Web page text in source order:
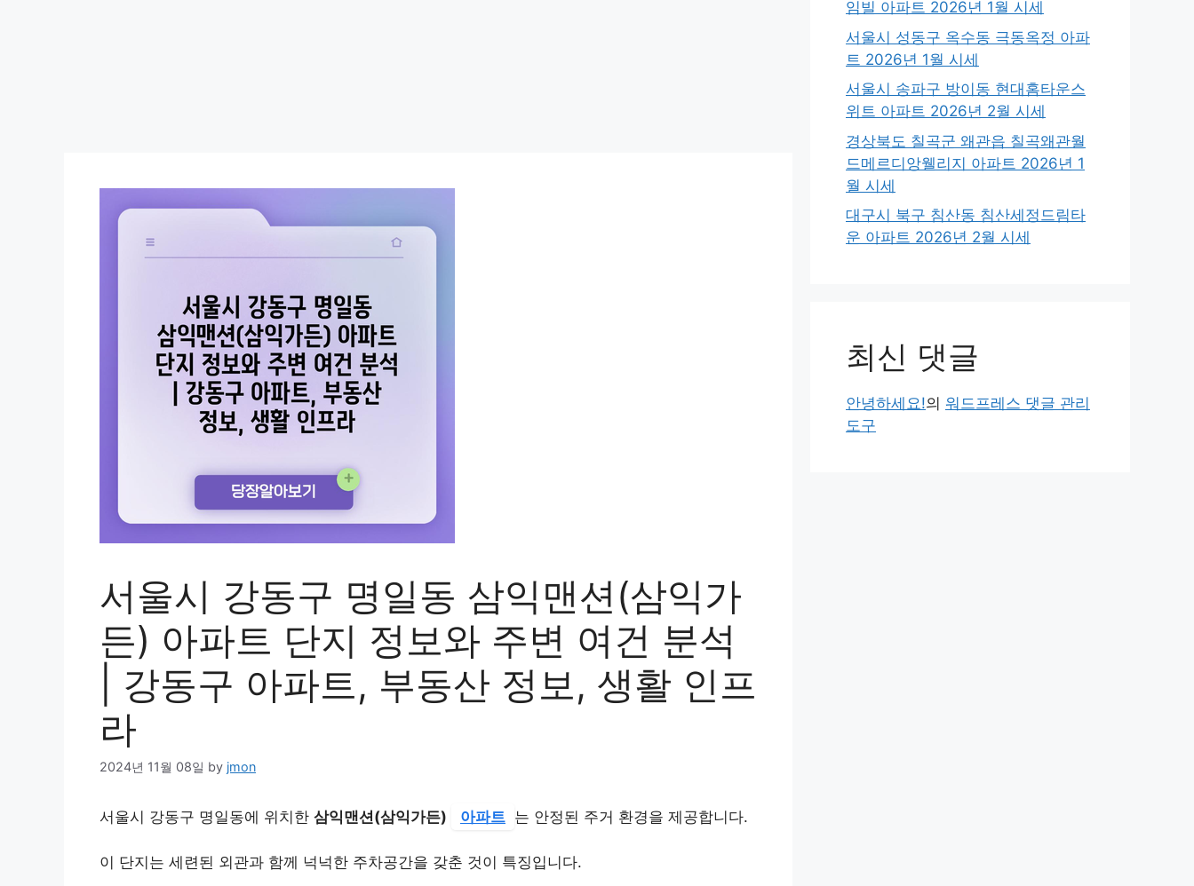
서울시 강동구 명일동 삼익맨션(삼익가
든) 아파트 단지 정보와 주변 여건 분석
| 강동구 아파트, 부동산 정보, 생활 인프
라
2024년 11월 08일 by jmon
서울시 강동구 명일동에 위치한 삼익맨션(삼익가든) 아파트 는 안정된 주거 환경을 제공합니다.
이 단지는 세련된 외관과 함께 넉넉한 주차공간을 갖춘 것이 특징입니다.
임빌 아파트 2026년 1월 시세
서울시 성동구 옥수동 극동옥정 아파
트 2026년 1월 시세
서울시 송파구 방이동 현대홈타운스
위트 아파트 2026년 2월 시세
경상북도 칠곡군 왜관읍 칠곡왜관월
드메르디앙웰리지 아파트 2026년 1
월 시세
대구시 북구 침산동 침산세정드림타
운 아파트 2026년 2월 시세
최신 댓글
안녕하세요!의 워드프레스 댓글 관리
도구